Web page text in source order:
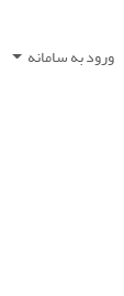
ورود به سامانه